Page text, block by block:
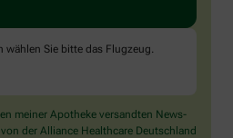
wählen Sie bitte das Flugzeug.
meiner Apotheke versandten News-
der Alliance Healthcare Deutschland